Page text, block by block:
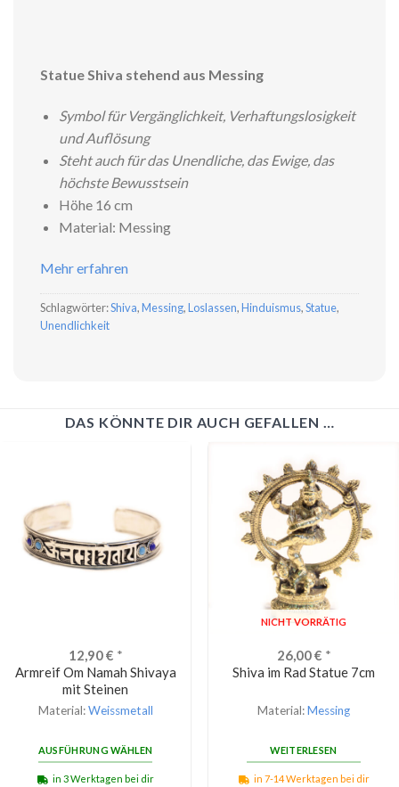
Statue Shiva stehend aus Messing
Symbol für Vergänglichkeit, Verhaftungslosigkeit
und Auflösung
Steht auch für das Unendliche, das Ewige, das
höchste Bewusstsein
Höhe 16 cm
Material: Messing
Mehr erfahren
Schlagwörter:Shiva,Messing,Loslassen,Hinduismus,Statue,
Unendlichkeit
DAS KÖNNTE DIR AUCH GEFALLEN …
12,90€ *
Armreif Om Namah Shivaya
mit Steinen
Material:Weissmetall
AUSFÜHRUNG WÄHLEN
in 3 Werktagen bei dir
NICHT VORRÄTIG
26,00€ *
Shiva im Rad Statue 7cm
Material:Messing
WEITERLESEN
in 7-14 Werktagen bei dir